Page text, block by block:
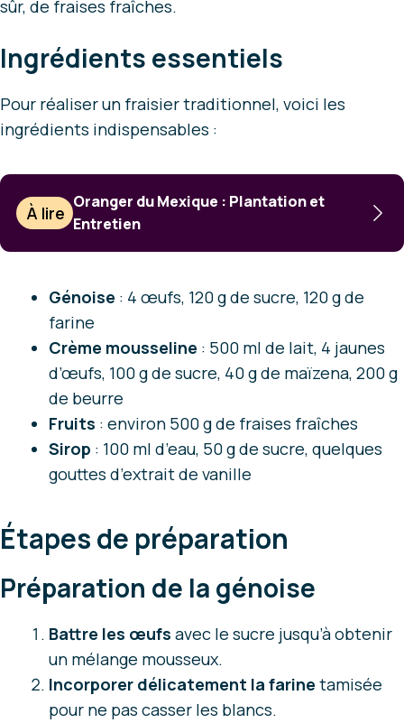
sûr, de fraises fraîches.
Ingrédients essentiels
Pour réaliser un fraisier traditionnel, voici les
ingrédients indispensables :
À lire
Oranger du Mexique : Plantation et
Entretien
Génoise : 4 œufs, 120 g de sucre, 120 g de
farine
Crème mousseline : 500 ml de lait, 4 jaunes
d’œufs, 100 g de sucre, 40 g de maïzena, 200 g
de beurre
Fruits : environ 500 g de fraises fraîches
Sirop : 100 ml d’eau, 50 g de sucre, quelques
gouttes d’extrait de vanille
Étapes de préparation
Préparation de la génoise
Battre les œufs avec le sucre jusqu’à obtenir
un mélange mousseux.
Incorporer délicatement la farine tamisée
pour ne pas casser les blancs.